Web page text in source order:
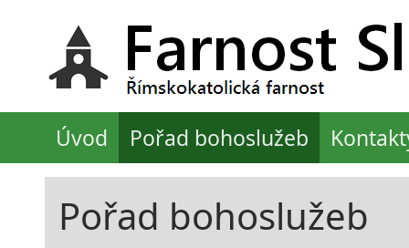
Úvod Pořad bohoslužeb
Pořad bohoslužeb